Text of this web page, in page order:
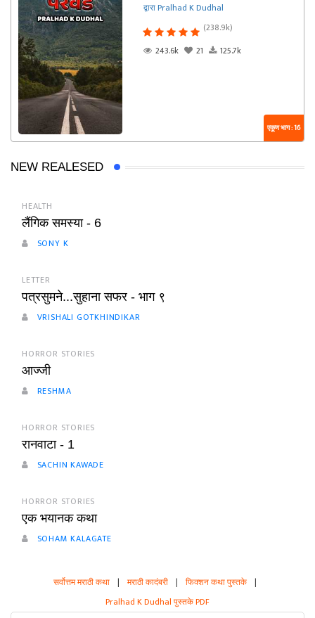
द्वारा Pralhad K Dudhal
(238.9k)
243.6k
21 125.7k
एकूण भाग : 16
NEW REALESED
HEALTH
लैंगिक समस्या - 6
SONY K
LETTER
पत्रसुमने...सुहाना सफर - भाग ९
VRISHALI GOTKHINDIKAR
HORROR STORIES
आज्जी
RESHMA
HORROR STORIES
रानवाटा - 1
SACHIN KAWADE
HORROR STORIES
एक भयानक कथा
SOHAM KALAGATE
सर्वोत्तम मराठी कथा | मराठी कादंबरी | फिक्शन कथा पुस्तके |
Pralhad K Dudhal पुस्तके PDF